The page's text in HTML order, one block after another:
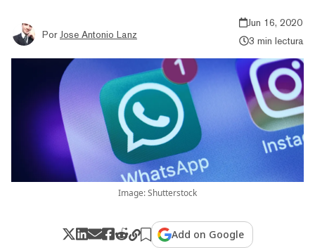
Por Jose Antonio Lanz
Jun 16, 2020
3 min lectura
Image: Shutterstock
Add on Google